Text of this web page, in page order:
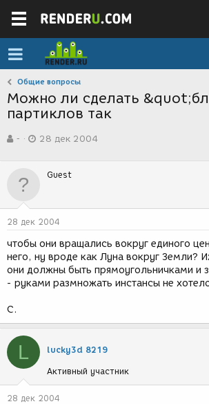
Общие вопросы
Можно ли сделать
партиклов так
в
р
м
-
а
д
н
и
я
28 дек 2004
Guest
28 дек 2004
чтобы они вращались вокруг единого
него, ну вроде как Луна вокруг Земли?
они должны быть прямоугольничками и
- руками размножать инстансы не
С.
L lucky3d 8219
Активный участник
28 дек 2004